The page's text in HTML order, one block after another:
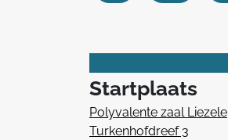
Startplaats
Polyvalente zaal Liezele
Turkenhofdreef 3